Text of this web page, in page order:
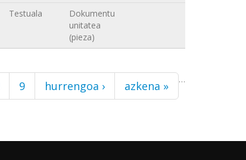
Testuala
Dokumentu
unitatea
(pieza)
9 …
hurrengoa › azkena »